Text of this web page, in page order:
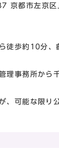
京都市左京区
徒歩約10分、
理事務所から
、可能な限り